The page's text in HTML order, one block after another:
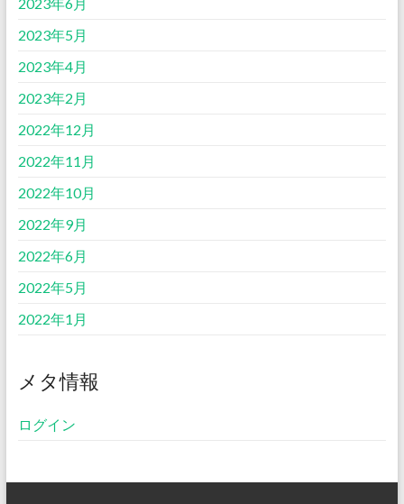
2023年5月
2023年4月
2023年2月
2022年12月
2022年11月
2022年10月
2022年9月
2022年6月
2022年5月
2022年1月
メタ情報
ログイン